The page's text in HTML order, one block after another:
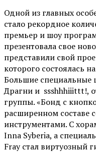
Одной из главных
стало рекордное
премьер и шоу
презентовала свое
представили свой
которого состоялась
Большие специальные
Драгни и ssshhhiiittt!,
группы. «Бонд с
расширенном
инструментами. С
Inna Syberia, а
Fray стал виртуозный